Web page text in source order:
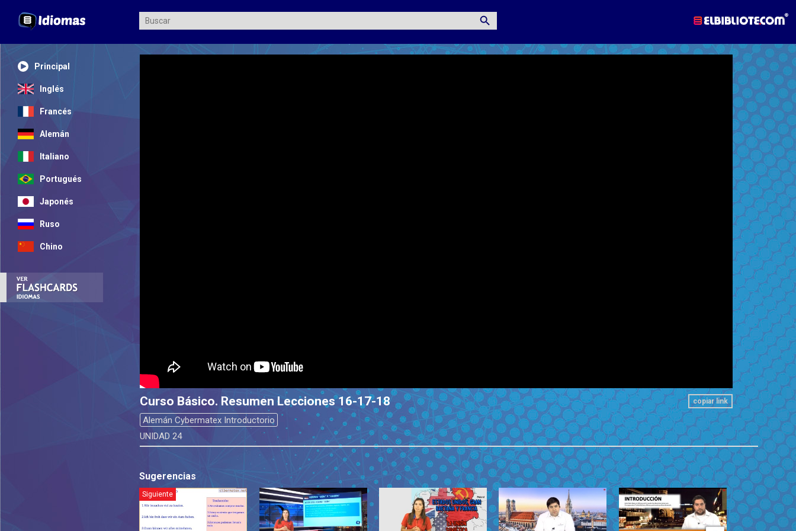
Principal
Inglés
Francés
Alemán
Italiano
Portugués
Japonés
Ruso
Chino
copiar link
Curso Básico. Resumen Lecciones 16-17-18
Alemán Cybermatex Introductorio
UNIDAD 24
Sugerencias
Siguiente